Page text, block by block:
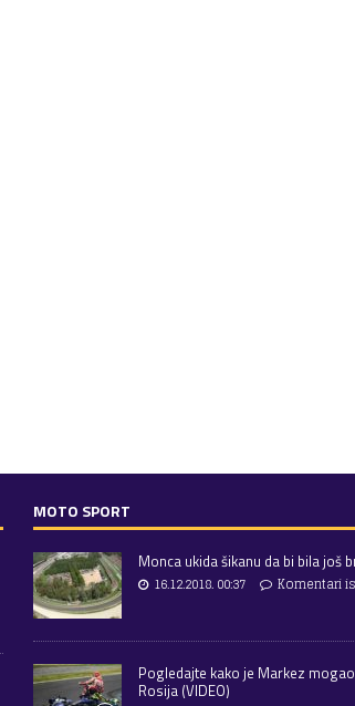
MOTO SPORT
Monca ukida šikanu da bi bila još
16.12.2018. 00:37
Komentari
Pogledajte kako je Markez
Rosija (VIDEO)